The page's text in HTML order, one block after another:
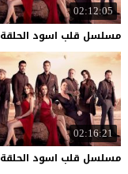
02:12:05
مسلسل قلب اسود الحلقة
02:16:21
مسلسل قلب اسود الحلقة